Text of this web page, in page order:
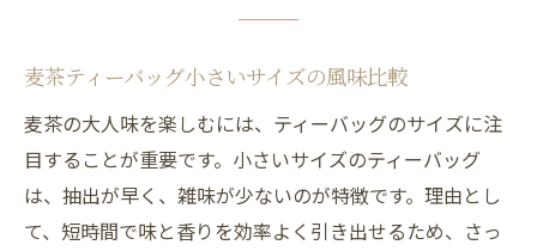
麦茶ティーバッグ小さいサイズの風味比較
麦茶の大人味を楽しむには、ティーバッグのサイズに注
目することが重要です。小さいサイズのティーバッグ
は、抽出が早く、雑味が少ないのが特徴です。理由とし
て、短時間で味と香りを効率よく引き出せるため、さっ